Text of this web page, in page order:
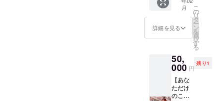
レジッ
トにお
名前記
載いた
下さい
ませ。
※現地集
合現地
ます。
※どちら
のプラ
ンも同
行者あ
り（2時
田中を
満喫の
２つか
らお選
び下さ
いま
各費用
は、ご
支援者
様・
キャス
ト分を
月
詳細を見る
こ
の
リ
タ
ー
ン
を
選
択
す
る
50,
000 円
残り1
【あな
ただけ
のこづ